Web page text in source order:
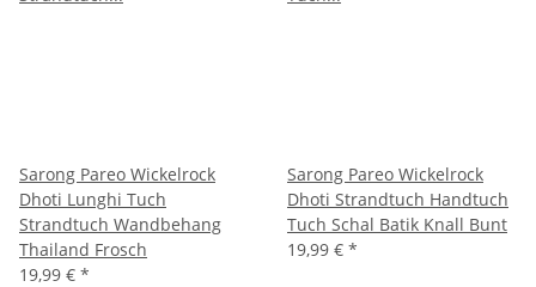
Sarong Pareo Wickelrock
Dhoti Lunghi Tuch
Strandtuch Wandbehang
Thailand Frosch
19,99 € *
Sarong Pareo Wickelrock
Dhoti Strandtuch Handtuch
Tuch Schal Batik Knall Bunt
19,99 € *